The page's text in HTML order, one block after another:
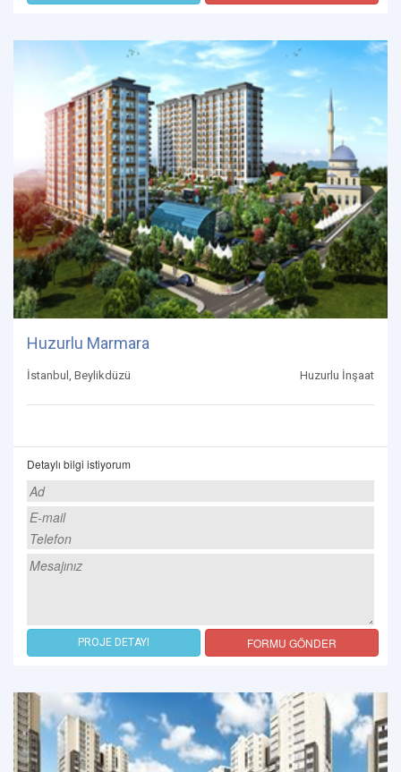
Huzurlu Marmara
İstanbul, Beylikdüzü Huzurlu İnşaat
Detaylı bilgi istiyorum
PROJE DETAYI FORMU GÖNDER